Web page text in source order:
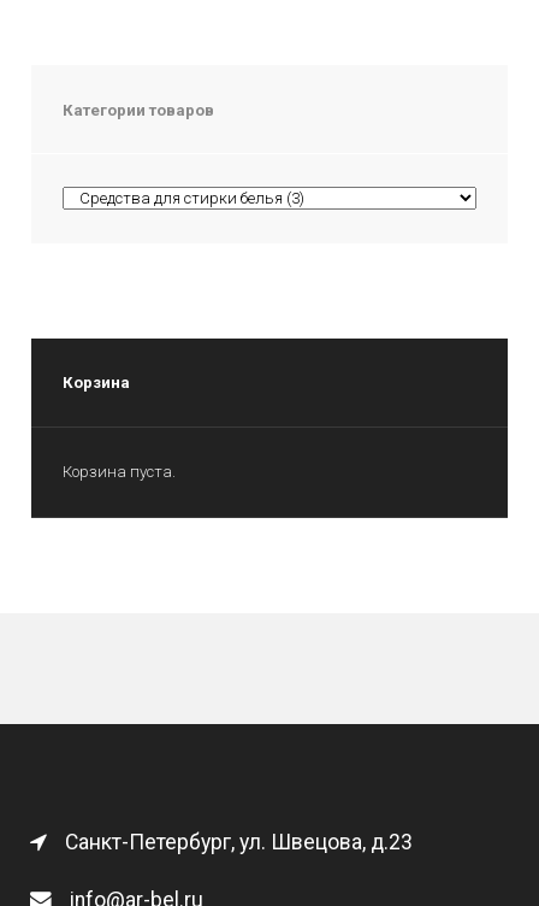
Категории товаров
Корзина
Корзина пуста.
Санкт-Петербург, ул. Швецова, д.23
info@ar-bel.ru